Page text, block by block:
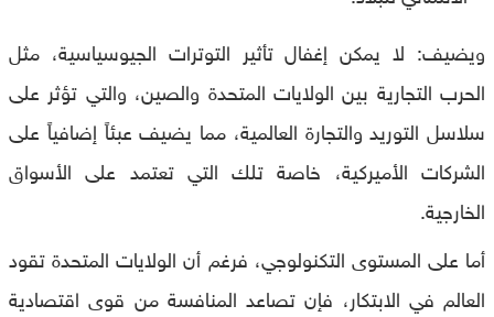
ويضيف: لا يمكن إغفال تأثير التوترات الجيوسياسية، مثل
الحرب التجارية بين الولايات المتحدة والصين، والتي تؤثر على
سلاسل التوريد والتجارة العالمية، مما يضيف عبئاً إضافياً على
الشركات الأميركية، خاصة تلك التي تعتمد على الأسواق
الخارجية.
أما على المستوى التكنولوجي، فرغم أن الولايات المتحدة تقود
العالم في الابتكار، فإن تصاعد المنافسة من قوى اقتصادية